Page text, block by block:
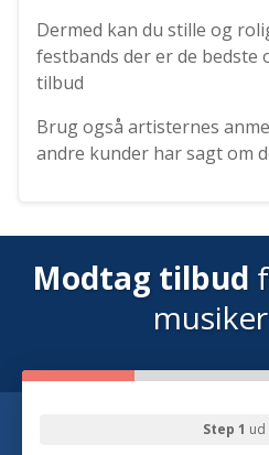
Dermed kan du stille og
festbands der er de bedste
tilbud
Brug også artisternes
andre kunder har sagt om
Modtag tilbud
Step 1 ud